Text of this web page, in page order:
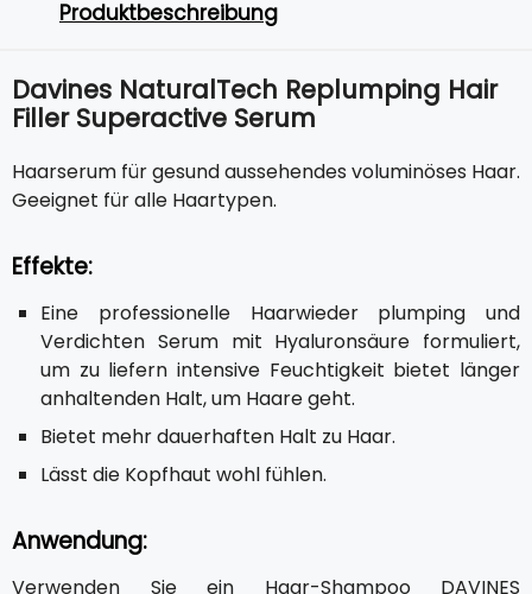
Produktbeschreibung
Davines NaturalTech Replumping Hair
Filler Superactive Serum
Haarserum für gesund aussehendes voluminöses Haar.
Geeignet für alle Haartypen.
Effekte:
Eine professionelle Haarwieder plumping und
Verdichten Serum mit Hyaluronsäure formuliert,
um zu liefern intensive Feuchtigkeit bietet länger
anhaltenden Halt, um Haare geht.
Bietet mehr dauerhaften Halt zu Haar.
Lässt die Kopfhaut wohl fühlen.
Anwendung:
Verwenden Sie ein Haar-Shampoo DAVINES